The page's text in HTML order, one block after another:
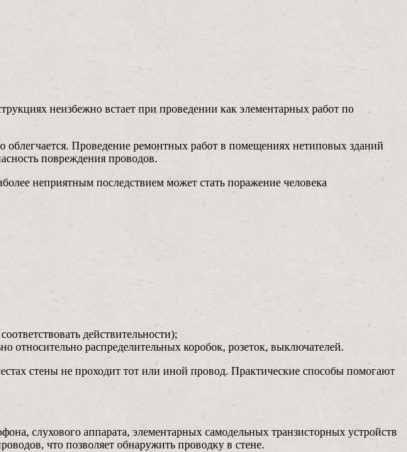
неизбежно встает при проведении как элементарных работ по
облегчается. Проведение ремонтных работ в помещениях нетиповых зданий
повреждения проводов.
неприятным последствием может стать поражение человека
действительности);
относительно распределительных коробок, розеток, выключателей.
стены не проходит тот или иной провод. Практические способы помогают
слухового аппарата, элементарных самодельных транзисторных устройств
что позволяет обнаружить проводку в стене.